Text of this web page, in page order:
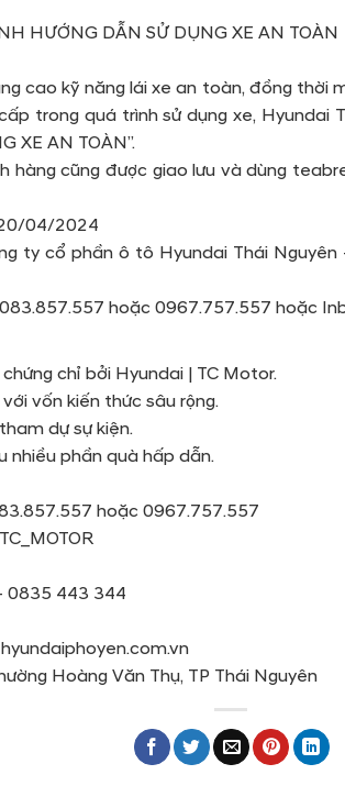
HƯỚNG DẪN SỬ DỤNG XE AN TOÀN
cao kỹ năng lái xe an toàn, đồng thời
trong quá trình sử dụng xe, Hyundai
XE AN TOÀN”.
hàng cũng được giao lưu và dùng
04/2024
ty cổ phần ô tô Hyundai Thái Nguyên
hoặc 0967.757.557 hoặc
chỉ bởi Hyundai | TC Motor.
vốn kiến thức sâu rộng.
dự sự kiện.
nhiều phần quà hấp dẫn.
hoặc 0967.757.557
0835 443 344
Hoàng Văn Thụ, TP Thái Nguyên